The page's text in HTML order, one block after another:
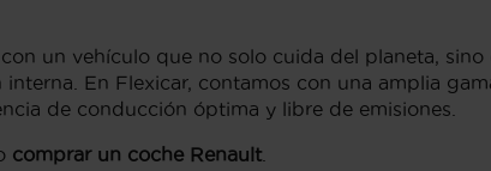
con un vehículo que no solo cuida del planeta,
En Flexicar, contamos con una amplia
de conducción óptima y libre de emisiones.
comprar un coche Renault